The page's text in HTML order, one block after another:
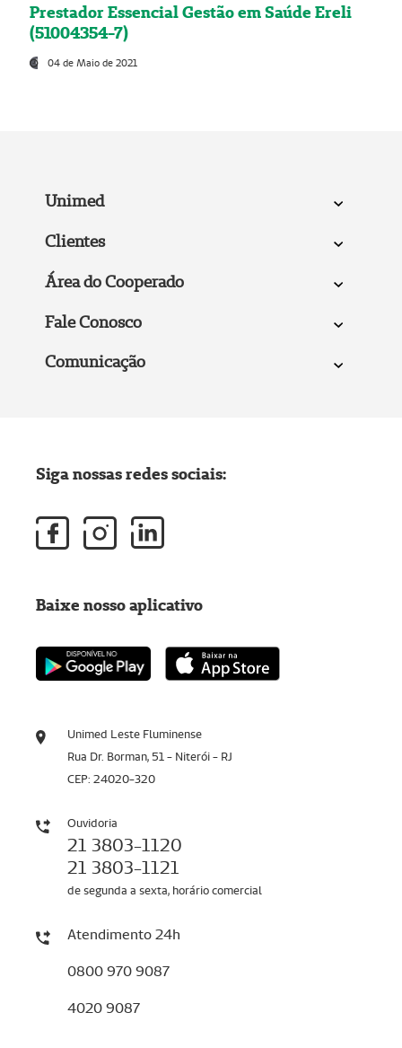
Prestador Essencial Gestão em Saúde Ereli
(51004354-7)
04 de Maio de 2021
Unimed
Clientes
Área do Cooperado
Fale Conosco
Comunicação
Unimed Leste Fluminense
Rua Dr. Borman, 51 - Niterói - RJ
CEP: 24020-320
Ouvidoria
21 3803-1120
21 3803-1121
de segunda a sexta, horário comercial
Atendimento 24h
0800 970 9087
4020 9087
Siga nossas redes sociais:
Baixe nosso aplicativo